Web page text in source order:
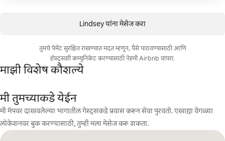
Lindsey यांना मेसेज करा
तुमचे पेमेंट सुरक्षित राखण्यात मदत म्हणून, पैसे पाठवण्यासाठी आणि
होस्ट्सशी कम्युनिकेट करण्यासाठी नेहमी Airbnb वापरा.
माझी विशेष कौशल्ये
मी तुमच्याकडे येईन
मी मॅपवर दाखवलेल्या भागातील गेस्ट्सकडे प्रवास करून सेवा पुरवतो. एखाद्या वेगळ्या
लोकेशनवर बुक करण्यासाठी, तुम्ही मला मेसेज करू शकता.